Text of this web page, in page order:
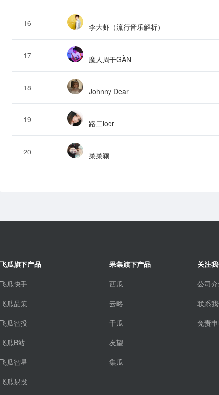
16 李大虾（流行音乐解析）
17 魔人周干GÀN
18 Johnny Dear
19 路二loer
20 菜菜颖
飞瓜旗下产品
飞瓜快手
飞瓜品策
飞瓜智投
飞瓜B站
飞瓜智星
飞瓜易投
果集旗下产品
西瓜
云略
千瓜
友望
集瓜
关注
公司
联系
免责